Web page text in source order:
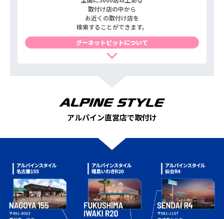
取付け店の中から
お近くの取付け店を
検索することができます。
グーネットピットについて
アルパイン直営店で取付け